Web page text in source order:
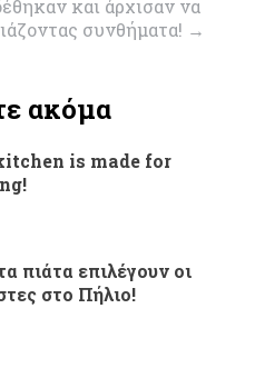
και άρχισαν να
συνθήματα! →
ακόμα
is made for
πιάτα επιλέγουν οι
στο Πήλιο!